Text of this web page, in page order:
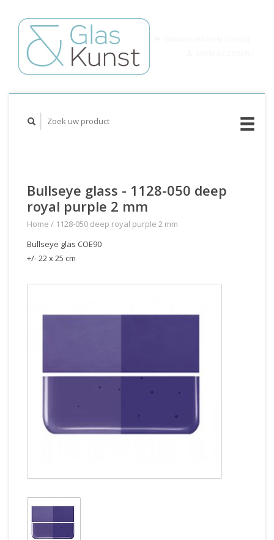
Bullseye glass - 1128-050 deep
royal purple 2 mm
Home / 1128-050 deep royal purple 2 mm
Bullseye glas COE90
+/- 22 x 25 cm